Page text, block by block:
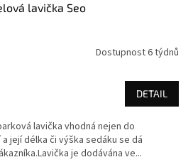
lavička Seo
Dostupnost 6 týdnů
DETAIL
lavička vhodná nejen do
její délka či výška sedáku se dá
je dodávána ve...